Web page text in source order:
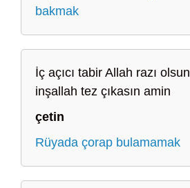
bakmak
İç açıcı tabir Allah razı olsun
inşallah tez çıkasın amin
çetin
Rüyada çorap bulamamak